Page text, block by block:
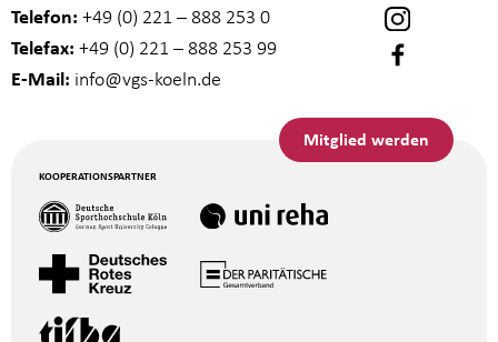
Telefon: +49 (0) 221 – 888 253 0
Telefax: +49 (0) 221 – 888 253 99
E-Mail: info@vgs-koeln.de
Mitglied werden
KOOPERATIONSPARTNER